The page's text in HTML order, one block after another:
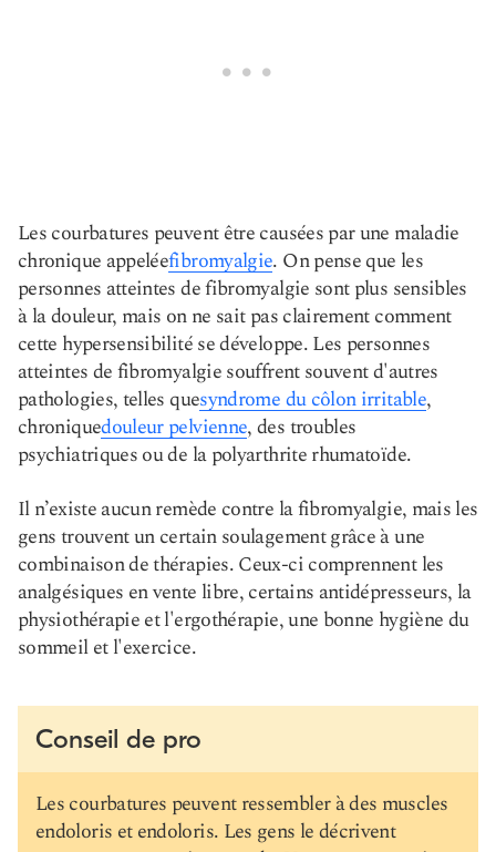
Les courbatures peuvent être causées par une maladie
chronique appeléefibromyalgie. On pense que les
personnes atteintes de fibromyalgie sont plus sensibles
à la douleur, mais on ne sait pas clairement comment
cette hypersensibilité se développe. Les personnes
atteintes de fibromyalgie souffrent souvent d'autres
pathologies, telles quesyndrome du côlon irritable,
chroniquedouleur pelvienne, des troubles
psychiatriques ou de la polyarthrite rhumatoïde.
Il n’existe aucun remède contre la fibromyalgie, mais les
gens trouvent un certain soulagement grâce à une
combinaison de thérapies. Ceux-ci comprennent les
analgésiques en vente libre, certains antidépresseurs, la
physiothérapie et l'ergothérapie, une bonne hygiène du
sommeil et l'exercice.
Conseil de pro
Les courbatures peuvent ressembler à des muscles
endoloris et endoloris. Les gens le décrivent